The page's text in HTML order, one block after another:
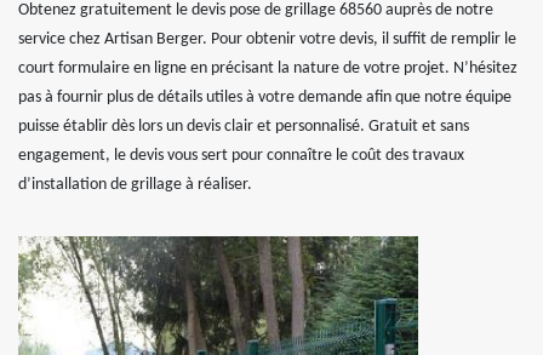
Obtenez gratuitement le devis pose de grillage 68560 auprès de notre
service chez Artisan Berger. Pour obtenir votre devis, il suffit de remplir le
court formulaire en ligne en précisant la nature de votre projet. N’hésitez
pas à fournir plus de détails utiles à votre demande afin que notre équipe
puisse établir dès lors un devis clair et personnalisé. Gratuit et sans
engagement, le devis vous sert pour connaître le coût des travaux
d’installation de grillage à réaliser.